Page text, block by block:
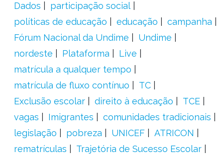
Dados
participação social
políticas de educação
educação
campanha
Fórum Nacional da Undime
Undime
nordeste
Plataforma
Live
matrícula a qualquer tempo
matrícula de fluxo contínuo
TC
Exclusão escolar
direito à educação
TCE
vagas
Imigrantes
comunidades tradicionais
legislação
pobreza UNICEF
ATRICON
rematrículas
Trajetória de Sucesso Escolar